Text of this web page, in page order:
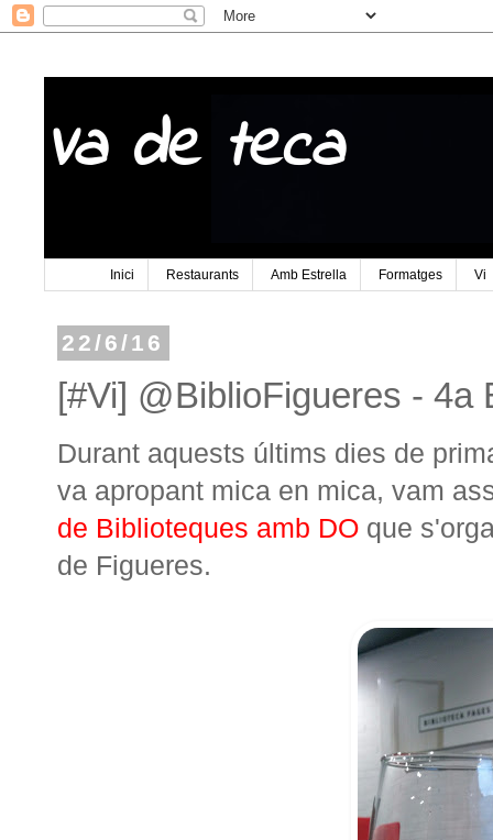
Va de teca
Inici Restaurants Amb Estrella Formatges Vi
22/6/16
[#Vi] @BiblioFigueres - 4a
Durant aquests últims dies de
va apropant mica en mica, vam
de Biblioteques amb DO que
de Figueres.